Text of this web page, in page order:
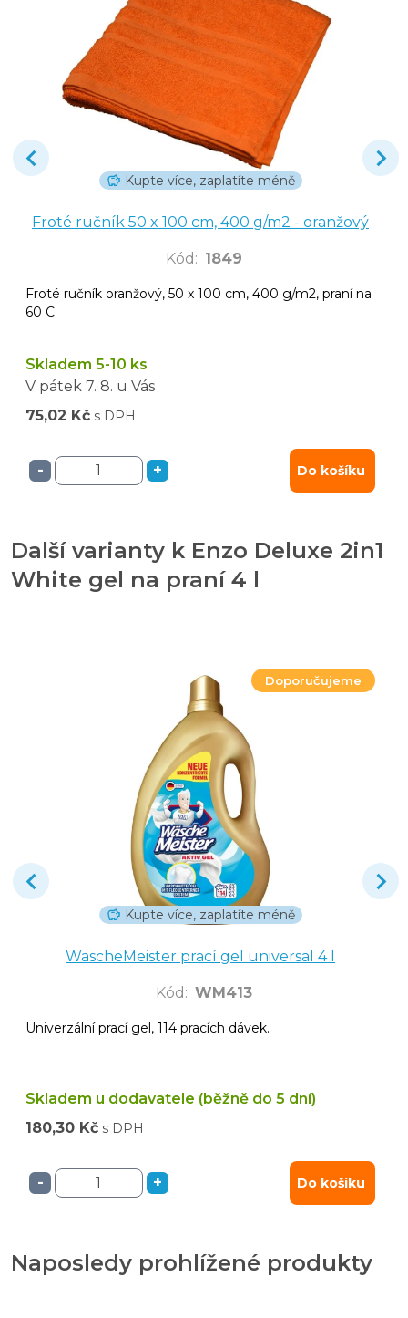
Kupte více, zaplatíte méně
Froté ručník 50 x 100 cm, 400 g/m2 - oranžový
Kód : 1849
Froté ručník oranžový, 50 x 100 cm, 400 g/m2, praní na
60 C
Skladem 5-10 ks
V pátek 7. 8. u Vás
75,02 Kč s DPH
- + Do košíku
Další varianty k Enzo Deluxe 2in1
White gel na praní 4 l
Doporučujeme
Kupte více, zaplatíte méně
WascheMeister prací gel universal 4 l
Kód : WM413
Univerzální prací gel, 114 pracích dávek.
Skladem u dodavatele (běžně do 5 dní)
180,30 Kč s DPH
- + Do košíku
Naposledy prohlížené produkty